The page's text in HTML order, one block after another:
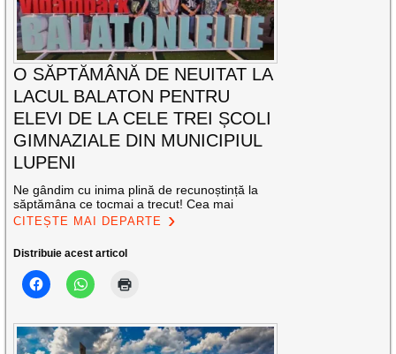
O SĂPTĂMÂNĂ DE NEUITAT LA
LACUL BALATON PENTRU
ELEVI DE LA CELE TREI ȘCOLI
GIMNAZIALE DIN MUNICIPIUL
LUPENI
Ne gândim cu inima plină de recunoștință la
săptămâna ce tocmai a trecut! Cea mai
CITEȘTE MAI DEPARTE
Distribuie acest articol